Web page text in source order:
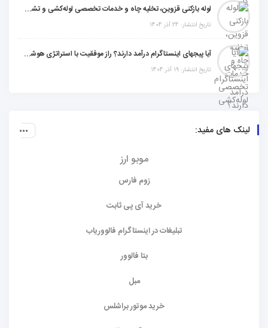
لوله بازکنی قزوین، تخلیه چاه و خدمات تخصصی لوله‌کشی و تشخیص ترکیدگی
تاریخ انتشار: 24 آذر 1404
آیا پیجهای اینستاگرام درآمد دارند؟ راز موفقیت با استراتژی هوشمندانه
تاریخ انتشار: 19 آذر 1404
لینک های مفید:
موبو ارز
زوم فارس
خرید آی پی ثابت
تبلیغات در اینستاگرام فالووریاب
بتا فالوور
مبل
خرید موتور براشلس